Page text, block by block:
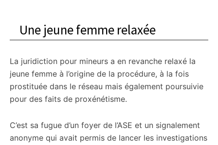
Une jeune femme relaxée
La juridiction pour mineurs a en revanche relaxé la
jeune femme à l’origine de la procédure, à la fois
prostituée dans le réseau mais également poursuivie
pour des faits de proxénétisme.
C’est sa fugue d’un foyer de l’ASE et un signalement
anonyme qui avait permis de lancer les investigations